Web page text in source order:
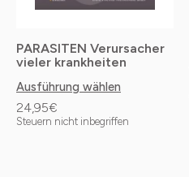
PARASITEN Verursacher
vieler krankheiten
24,95€
Steuern nicht inbegriffen
Ausführung wählen
Optionen
auf
der
Produktseite